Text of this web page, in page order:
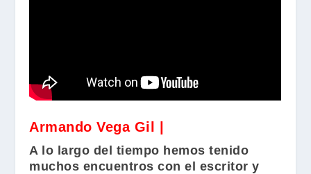
Armando Vega Gil |
A lo largo del tiempo hemos tenido
muchos encuentros con el escritor y